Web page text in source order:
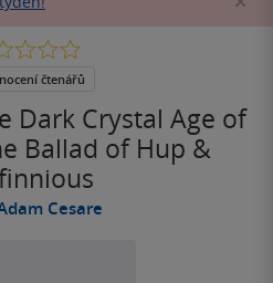
Dark Crystal Age of
Ballad of Hup &
Cesare
čtenářů